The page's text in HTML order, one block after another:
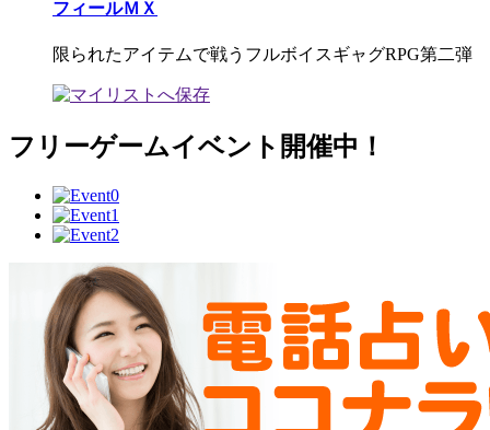
フィールＭＸ
限られたアイテムで戦うフルボイスギャグRPG第二弾
フリーゲームイベント開催中！